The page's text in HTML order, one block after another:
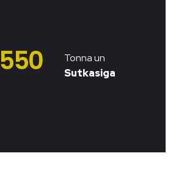
550
Tonna un
Sutkasiga